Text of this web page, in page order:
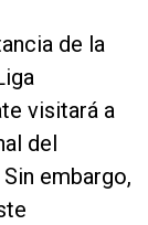
de la
visitará a
del
embargo,